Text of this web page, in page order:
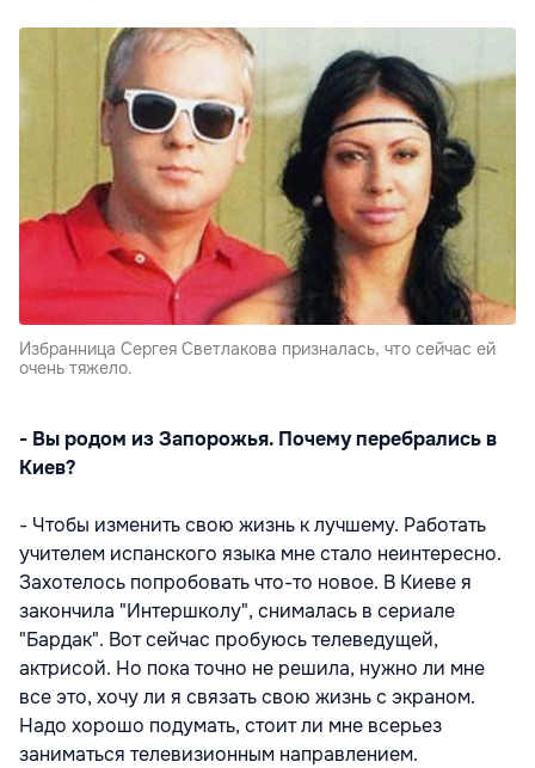
Избранница Сергея Светлакова призналась, что сейчас ей
очень тяжело.
- Вы родом из Запорожья. Почему перебрались в
Киев?
- Чтобы изменить свою жизнь к лучшему. Работать
учителем испанского языка мне стало неинтересно.
Захотелось попробовать что-то новое. В Киеве я
закончила "Интершколу", снималась в сериале
"Бардак". Вот сейчас пробуюсь телеведущей,
актрисой. Но пока точно не решила, нужно ли мне
все это, хочу ли я связать свою жизнь с экраном.
Надо хорошо подумать, стоит ли мне всерьез
заниматься телевизионным направлением.